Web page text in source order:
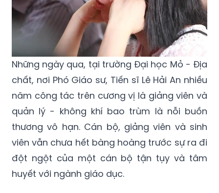
Những ngày qua, tại trường Đại học Mỏ - Địa
chất, nơi Phó Giáo sư, Tiến sĩ Lê Hải An nhiều
năm công tác trên cương vị là giảng viên và
quản lý - không khí bao trùm là nỗi buồn
thương vô hạn. Cán bộ, giảng viên và sinh
viên vẫn chưa hết bàng hoàng trước sự ra đi